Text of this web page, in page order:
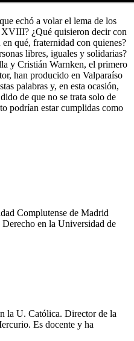
echó a volar el lema de los
¿Qué quisieron decir con
qué, fraternidad con quienes?
libres, iguales y solidarias?
y Cristián Warnken, el primero
han producido en Valparaíso
palabras y, en esta ocasión,
de que no se trata solo de
podrían estar cumplidas como
Complutense de Madrid
en la Universidad de
la U. Católica. Director de la
Es docente y ha